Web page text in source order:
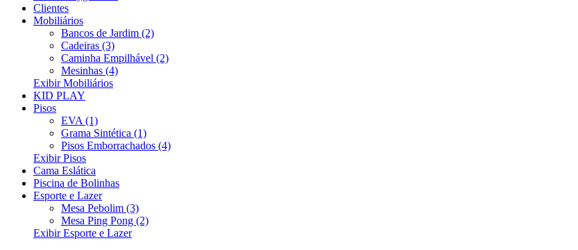
Clientes
Mobiliários
Bancos de Jardim (2)
Cadeiras (3)
Caminha Empilhável (2)
Mesinhas (4)
Exibir Mobiliários
KID PLAY
Pisos
EVA (1)
Grama Sintética (1)
Pisos Emborrachados (4)
Exibir Pisos
Cama Eslática
Piscina de Bolinhas
Esporte e Lazer
Mesa Pebolim (3)
Mesa Ping Pong (2)
Exibir Esporte e Lazer